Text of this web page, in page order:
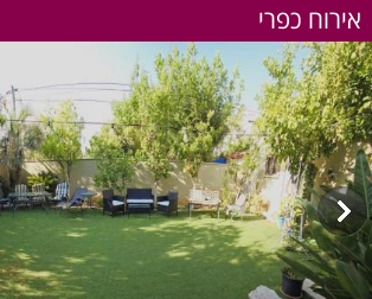
אירוח כפרי